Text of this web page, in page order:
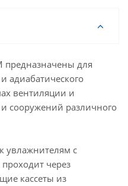
для
адиабатического
вентиляции и
сооружений различного
увлажнителям с
через
кассеты из